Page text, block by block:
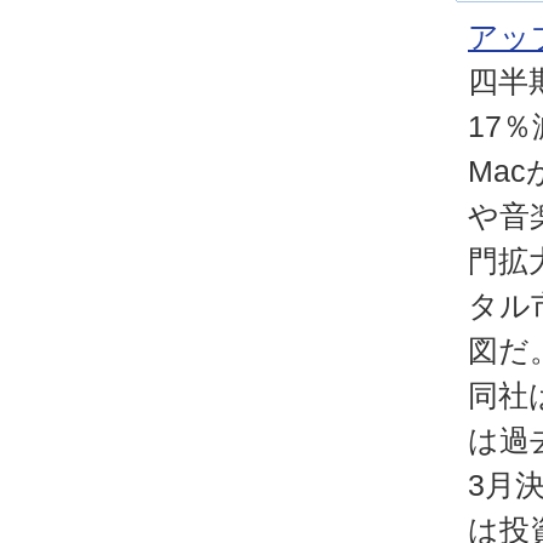
アッ
四半
17％
Mac
や音
門拡
タル
図だ
同社
は過
3月
は投